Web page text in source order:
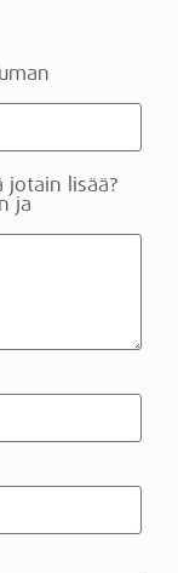
lisää?
ja